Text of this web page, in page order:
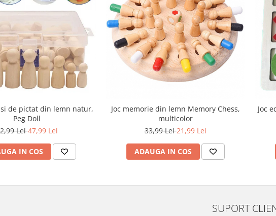
de pictat din lemn natur,
Peg Doll
Lei47,99 Lei
IN COS
Joc memorie din lemn Memory Chess,
multicolor
33,99 Lei21,99 Lei
ADAUGA IN COS
Joc
SUPORT